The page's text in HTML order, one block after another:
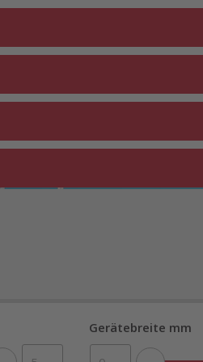
Gerätebreite mm